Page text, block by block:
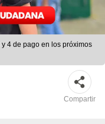
4 de pago en los próximos
Compartir